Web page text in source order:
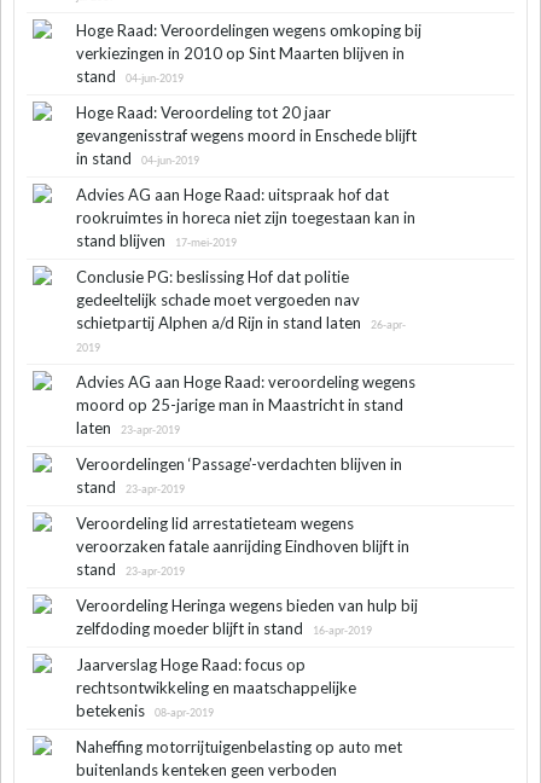
Hoge Raad: Veroordelingen wegens omkoping bij
verkiezingen in 2010 op Sint Maarten blijven in
stand
04-jun-2019
Hoge Raad: Veroordeling tot 20 jaar
gevangenisstraf wegens moord in Enschede blijft
in stand
04-jun-2019
Advies AG aan Hoge Raad: uitspraak hof dat
rookruimtes in horeca niet zijn toegestaan kan in
stand blijven
17-mei-2019
Conclusie PG: beslissing Hof dat politie
gedeeltelijk schade moet vergoeden nav
schietpartij Alphen a/d Rijn in stand laten
26-apr-
2019
Advies AG aan Hoge Raad: veroordeling wegens
moord op 25-jarige man in Maastricht in stand
laten
23-apr-2019
Veroordelingen ‘Passage’-verdachten blijven in
stand
23-apr-2019
Veroordeling lid arrestatieteam wegens
veroorzaken fatale aanrijding Eindhoven blijft in
stand
23-apr-2019
Veroordeling Heringa wegens bieden van hulp bij
zelfdoding moeder blijft in stand
16-apr-2019
Jaarverslag Hoge Raad: focus op
rechtsontwikkeling en maatschappelijke
betekenis
08-apr-2019
Naheffing motorrijtuigenbelasting op auto met
buitenlands kenteken geen verboden